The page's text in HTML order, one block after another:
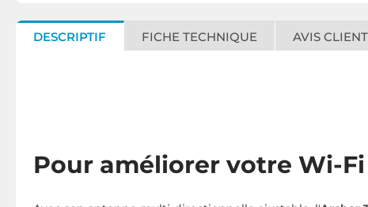
DESCRIPTIF FICHE TECHNIQUE AVIS
Pour améliorer votre Wi-Fi